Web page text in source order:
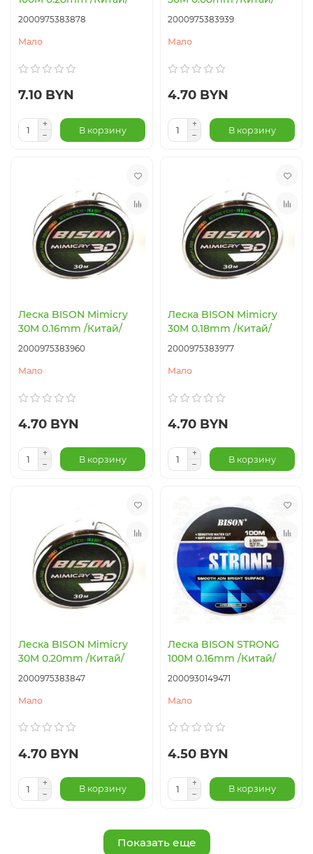
2000975383878
Мало
7.10 BYN
В корзину
2000975383939
Мало
4.70 BYN
В корзину
Леска BISON Mimicry
30M 0.16mm /Китай/
2000975383960
Мало
4.70 BYN
В корзину
Леска BISON Mimicry
30M 0.18mm /Китай/
2000975383977
Мало
4.70 BYN
В корзину
Леска BISON Mimicry
30M 0.20mm /Китай/
2000975383847
Мало
4.70 BYN
В корзину
Леска BISON STRONG
100M 0.16mm /Китай/
2000930149471
Мало
4.50 BYN
В корзину
Показать еще